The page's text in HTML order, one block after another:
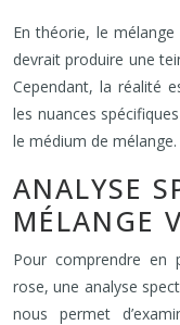
En théorie, le
devrait produire une
Cependant, la réalité
les nuances
le médium de mélange.
ANALYSE
MÉLANGE
Pour comprendre en
rose, une analyse
nous permet